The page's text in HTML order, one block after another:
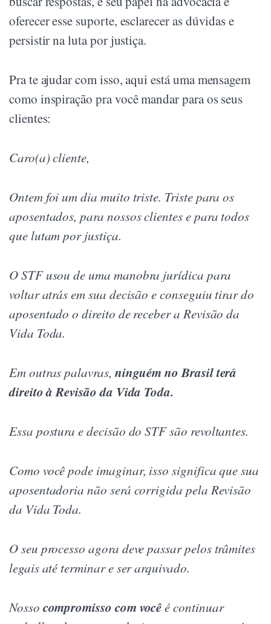
oferecer esse suporte, esclarecer as dúvidas e
persistir na luta por justiça.
Pra te ajudar com isso, aqui está uma mensagem
como inspiração pra você mandar para os seus
clientes:
Caro(a) cliente,
Ontem foi um dia muito triste. Triste para os
aposentados, para nossos clientes e para todos
que lutam por justiça.
O STF usou de uma manobra jurídica para
voltar atrás em sua decisão e conseguiu tirar do
aposentado o direito de receber a Revisão da
Vida Toda.
Em outras palavras, ninguém no Brasil terá
direito à Revisão da Vida Toda.
Essa postura e decisão do STF são revoltantes.
Como você pode imaginar, isso significa que sua
aposentadoria não será corrigida pela Revisão
da Vida Toda.
O seu processo agora deve passar pelos trâmites
legais até terminar e ser arquivado.
Nosso compromisso com vocêé continuar